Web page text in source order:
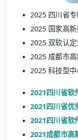
2025 四川省
2025 国家高
2025 双软认
2025 成都市
2025 科技型
2021四川省软
2021四川省优
2021四川省软
2021成都市高